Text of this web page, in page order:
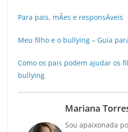
Para pais, mÃes e responsÁveis
Meu filho e o bullying – Guia
Como os pais podem ajudar os
bullying
Mariana
Sou apaixonada